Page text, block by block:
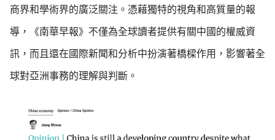
商界和學術界的廣泛關注。憑藉獨特的視角和高質量的報
導，《南華早報》不僅為全球讀者提供有關中國的權威資
訊，而且還在國際新聞和分析中扮演著橋樑作用，影響著全
球對亞洲事務的理解與判斷。